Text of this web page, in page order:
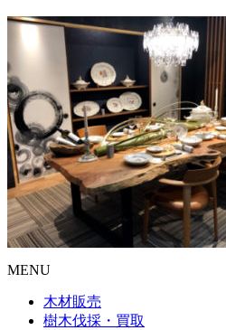
MENU
木材販売
樹木伐採・買取